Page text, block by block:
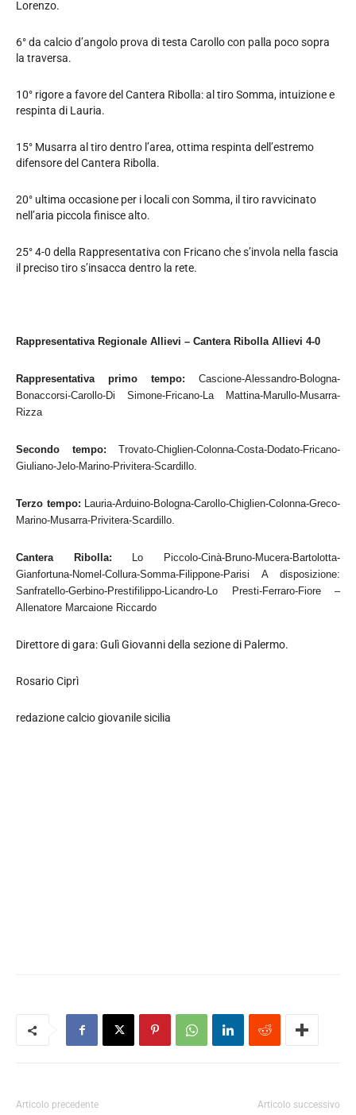
Lorenzo.
6° da calcio d’angolo prova di testa Carollo con palla poco sopra
la traversa.
10° rigore a favore del Cantera Ribolla: al tiro Somma, intuizione e
respinta di Lauria.
15° Musarra al tiro dentro l’area, ottima respinta dell’estremo
difensore del Cantera Ribolla.
20° ultima occasione per i locali con Somma, il tiro ravvicinato
nell’aria piccola finisce alto.
25° 4-0 della Rappresentativa con Fricano che s’invola nella fascia
il preciso tiro s’insacca dentro la rete.
Rappresentativa Regionale Allievi – Cantera Ribolla Allievi 4-0
Rappresentativa primo tempo: Cascione-Alessandro-Bologna-
Bonaccorsi-Carollo-Di Simone-Fricano-La Mattina-Marullo-Musarra-
Rizza
Secondo tempo: Trovato-Chiglien-Colonna-Costa-Dodato-Fricano-
Giuliano-Jelo-Marino-Privitera-Scardillo.
Terzo tempo: Lauria-Arduino-Bologna-Carollo-Chiglien-Colonna-Greco-
Marino-Musarra-Privitera-Scardillo.
Cantera Ribolla: Lo Piccolo-Cinà-Bruno-Mucera-Bartolotta-
Gianfortuna-Nomel-Collura-Somma-Filippone-Parisi A disposizione:
Sanfratello-Gerbino-Prestifilippo-Licandro-Lo Presti-Ferraro-Fiore –
Allenatore Marcaione Riccardo
Direttore di gara: Gulì Giovanni della sezione di Palermo.
Rosario Ciprì
redazione calcio giovanile sicilia
Articolo precedente Articolo successivo